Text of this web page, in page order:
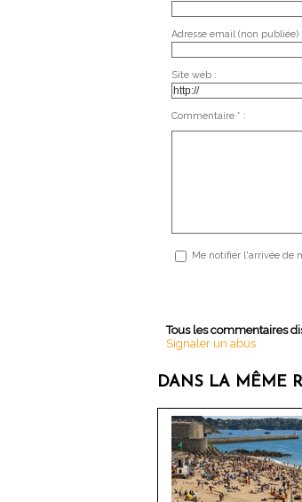
Adresse email (non publiée)
Site web :
Commentaire * :
Me notifier l'arrivée de
Tous les commentaires
Signaler un abus
DANS LA MÊME